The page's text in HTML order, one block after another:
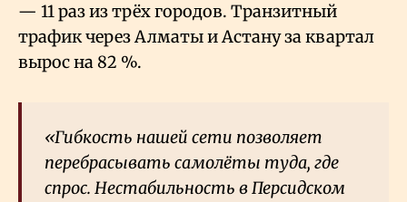
— 11 раз из трёх городов. Транзитный
трафик через Алматы и Астану за квартал
вырос на 82 %.
«Гибкость нашей сети позволяет
перебрасывать самолёты туда, где
спрос. Нестабильность в Персидском